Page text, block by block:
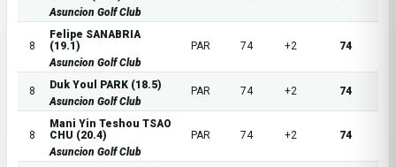
Asuncion Golf Club
8
Felipe SANABRIA
(19.1)
Asuncion Golf Club
PAR 74 +2 74
8
Duk Youl PARK (18.5)
Asuncion Golf Club
PAR 74 +2 74
8
Mani Yin Teshou TSAO
CHU (20.4)
Asuncion Golf Club
PAR 74 +2 74